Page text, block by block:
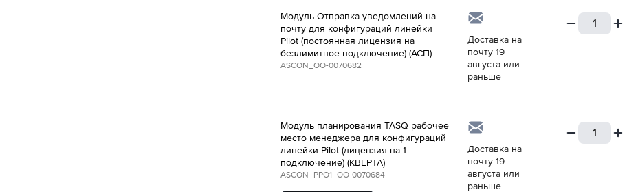
Модуль Отправка уведомлений на
почту для конфигураций линейки
Pilot (постоянная лицензия на
безлимитное подключение) (АСП)
ASCON_ОО-0070682
Доставка на
почту 19
августа или
раньше
Модуль планирования TASQ рабочее
место менеджера для конфигураций
линейки Pilot (лицензия на 1
подключение) (КВЕРТА)
ASCON_PPO1_ОО-0070684
Доставка на
почту 19
августа или
раньше